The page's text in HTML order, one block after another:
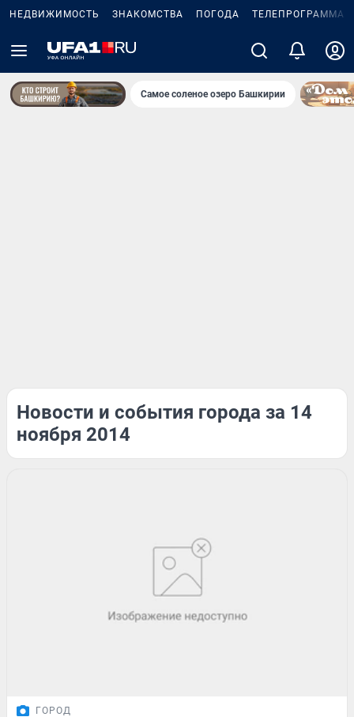
НЕДВИЖИМОСТЬ ЗНАКОМСТВА ПОГОДА ТЕЛЕПРОГРАММА
Самое соленое озеро Башкирии
Новости и события города за 14
ноября 2014
ГОРОД